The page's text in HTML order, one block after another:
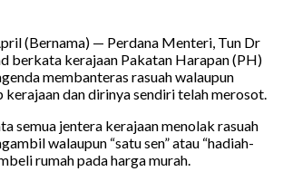
(Bernama) — Perdana Menteri, Tun Dr
berkata kerajaan Pakatan Harapan (PH)
membanteras rasuah walaupun
kerajaan dan dirinya sendiri telah merosot.
semua jentera kerajaan menolak rasuah
walaupun “satu sen” atau “hadiah-
rumah pada harga murah.